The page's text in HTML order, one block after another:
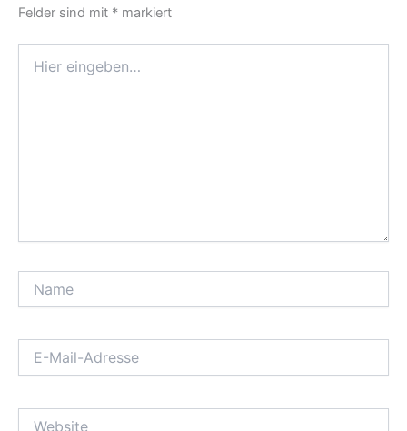
Felder sind mit * markiert
eingeben…
Mail-